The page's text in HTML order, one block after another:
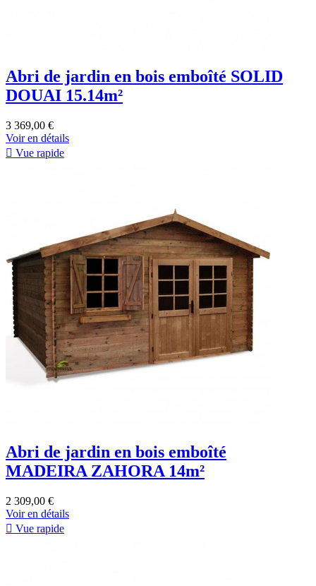
Abri de jardin en bois emboîté SOLID
DOUAI 15.14m²
3 369,00 €
Voir en détails
 Vue rapide
Abri de jardin en bois emboîté
MADEIRA ZAHORA 14m²
2 309,00 €
Voir en détails
 Vue rapide